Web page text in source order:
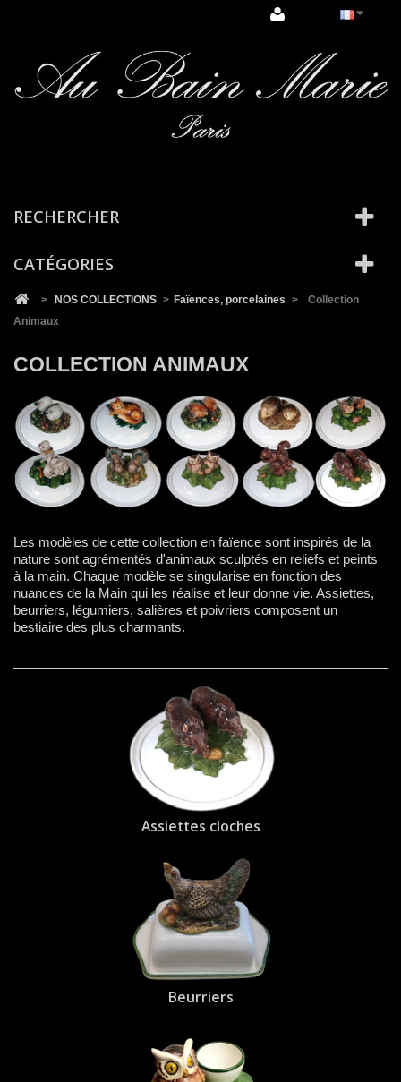
RECHERCHER
CATÉGORIES
> NOS COLLECTIONS > Faïences, porcelaines >
Collection
Animaux
COLLECTION ANIMAUX
Les modèles de cette collection en faïence sont inspirés de la
nature sont agrémentés d'animaux sculptés en reliefs et peints
à la main. Chaque modèle se singularise en fonction des
nuances de la Main qui les réalise et leur donne vie. Assiettes,
beurriers, légumiers, salières et poivriers composent un
bestiaire des plus charmants.
Assiettes cloches
Beurriers